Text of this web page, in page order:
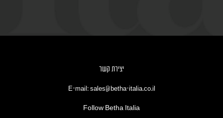
יצירת קשר
E-mail: sales@betha-italia.co.il
Follow Betha Italia